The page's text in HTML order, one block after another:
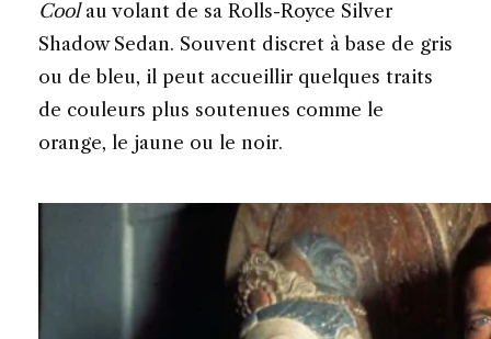
Coolau volant de sa Rolls-Royce Silver
Shadow Sedan. Souvent discret à base de gris
ou de bleu, il peut accueillir quelques traits
de couleurs plus soutenues comme le
orange, le jaune ou le noir.